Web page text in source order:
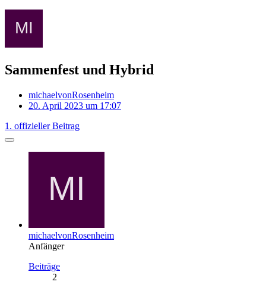
Sammenfest und Hybrid
michaelvonRosenheim
20. April 2023 um 17:07
1. offizieller Beitrag
michaelvonRosenheim
Anfänger
Beiträge
2